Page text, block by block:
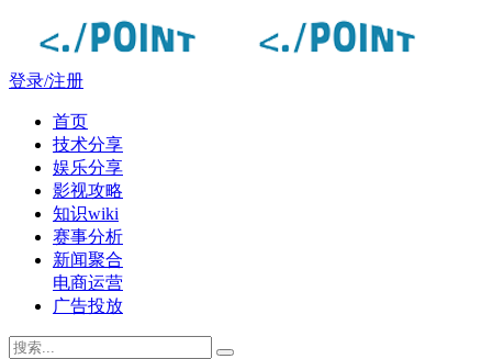
登录/注册
首页
技术分享
娱乐分享
影视攻略
知识wiki
赛事分析
新闻聚合
电商运营
广告投放